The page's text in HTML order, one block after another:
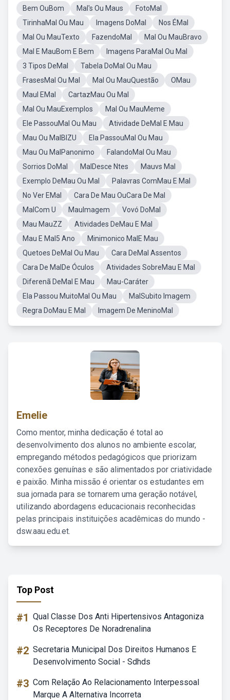
Bem OuBom Mal's Ou Maus
FotoMal
TirinhaMal Ou Mau
Imagens DoMal
Nos ÉMal
Mal Ou MauTexto
FazendoMal
Mal Ou MauBravo
Mal E MauBom E Bem
Imagens ParaMal Ou Mal
3 Tipos DeMal
Tabela DoMal Ou Mau
FrasesMal Ou Mal
Mal Ou MauQuestão
OMau
Maul EMal
CartazMau Ou Mal
Mal Ou MauExemplos
Mal Ou MauMeme
Ele PassouMal Ou Mau
Atividade DeMal E Mau
Mau Ou MalBIZU
Ela PassouMal Ou Mau
Mau Ou MalPanonimo
FalandoMal Ou Mau
Sorrios DoMal
MalDesce Ntes
Mauvs Mal
Exemplo DeMau Ou Mal
Palavras ComMau E Mal
No Ver EMal
Cara De Mau OuCara De Mal
MalCom U
MauImagem
Vovó DoMal
Mau MauZZ
Atividades DeMau E Mal
Mau E Mal5 Ano
Minimonico MalE Mau
Quetoes DeMal Ou Mau
Cara DeMal Assentos
Cara De MalDe Óculos
Atividades SobreMau E Mal
Diferenã DeMal E Mau
Mau-Caráter
Ela Passou MuitoMal Ou Mau
MalSubito Imagem
Regra DoMau E Mal
Imagem De MeninoMal
Emelie
Como mentor, minha dedicação é total ao
desenvolvimento dos alunos no ambiente escolar,
empregando métodos pedagógicos que priorizam
conexões genuínas e são alimentados por criatividade
e paixão. Minha missão é orientar os estudantes em
sua jornada para se tornarem uma geração notável,
utilizando abordagens educacionais reconhecidas
pelas principais instituições acadêmicas do mundo -
dsw.aau.edu.et.
Top Post
#1 Qual Classe Dos Anti Hipertensivos Antagoniza
Os Receptores De Noradrenalina
#2 Secretaria Municipal Dos Direitos Humanos E
Desenvolvimento Social - Sdhds
#3 Com Relação Ao Relacionamento Interpessoal
Marque A Alternativa Incorreta